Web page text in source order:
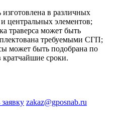
в различных
центральных элементов;
траверса может быть
требуемыми СГП;
может быть подобрана по
кратчайшие сроки.
zakaz@gposnab.ru